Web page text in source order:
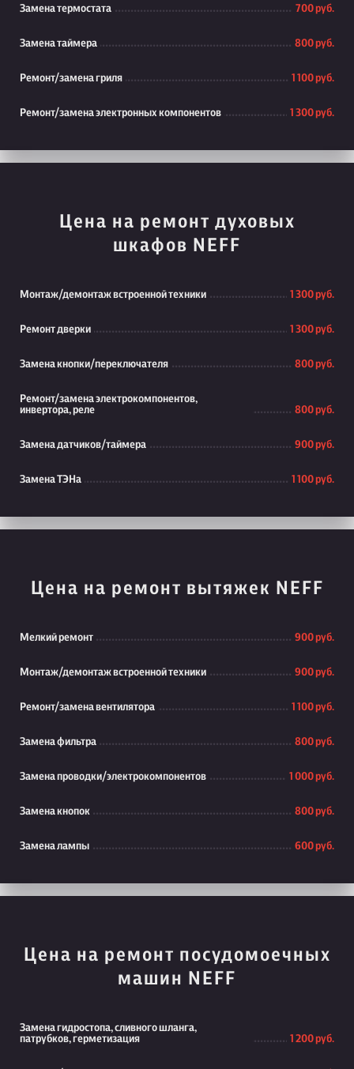
Замена термостата 700 руб.
Замена таймера 800 руб.
Ремонт/замена гриля 1 100 руб.
Ремонт/замена электронных компонентов 1 300 руб.
Цена на ремонт духовых
шкафов NEFF
Монтаж/демонтаж встроенной техники 1 300 руб.
Ремонт дверки 1 300 руб.
Замена кнопки/переключателя 800 руб.
Ремонт/замена электрокомпонентов,
инвертора, реле
800 руб.
Замена датчиков/таймера 900 руб.
Замена ТЭНа 1 100 руб.
Цена на ремонт вытяжек NEFF
Мелкий ремонт 900 руб.
Монтаж/демонтаж встроенной техники 900 руб.
Ремонт/замена вентилятора 1 100 руб.
Замена фильтра 800 руб.
Замена проводки/электрокомпонентов 1 000 руб.
Замена кнопок 800 руб.
Замена лампы 600 руб.
Цена на ремонт посудомоечных
машин NEFF
Замена гидростопа, сливного шланга,
патрубков, герметизация
1 200 руб.